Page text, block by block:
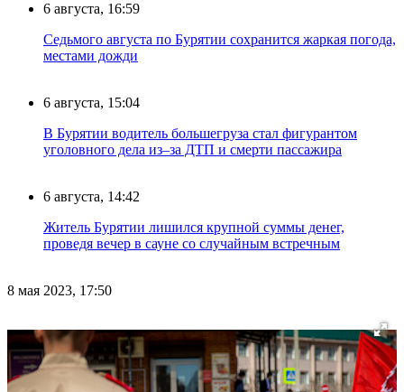
6 августа, 16:59
Седьмого августа по Бурятии сохранится жаркая погода,
местами дожди
6 августа, 15:04
В Бурятии водитель большегруза стал фигурантом
уголовного дела из–за ДТП и смерти пассажира
6 августа, 14:42
Житель Бурятии лишился крупной суммы денег,
проведя вечер в сауне со случайным встречным
8 мая 2023, 17:50